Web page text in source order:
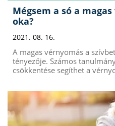
Mégsem a só a
oka?
2021. 08. 16.
A magas vérnyomás a
tényezője. Számos
csökkentése segíthet a